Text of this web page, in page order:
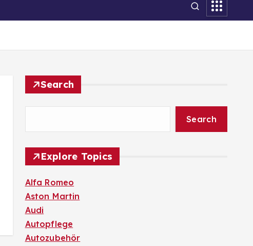
Search
Search
Explore Topics
Alfa Romeo
Aston Martin
Audi
Autopflege
Autozubehör